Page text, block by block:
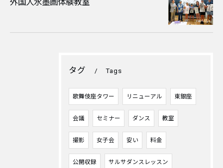
外国人水墨画体験教室
タグ Tags
歌舞伎座タワー リニューアル 東銀座
会議 セミナー ダンス 教室
撮影 女子会 安い 料金
公開収録 サルサダンスレッスン